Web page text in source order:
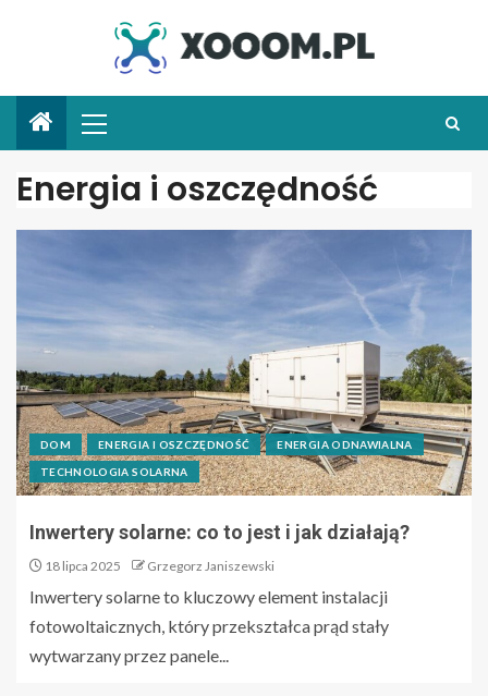
Energia i oszczędność
DOM ENERGIA I OSZCZĘDNOŚĆ ENERGIA ODNAWIALNA
TECHNOLOGIA SOLARNA
Inwertery solarne: co to jest i jak działają?
18 lipca 2025 Grzegorz Janiszewski
Inwertery solarne to kluczowy element instalacji
fotowoltaicznych, który przekształca prąd stały
wytwarzany przez panele...